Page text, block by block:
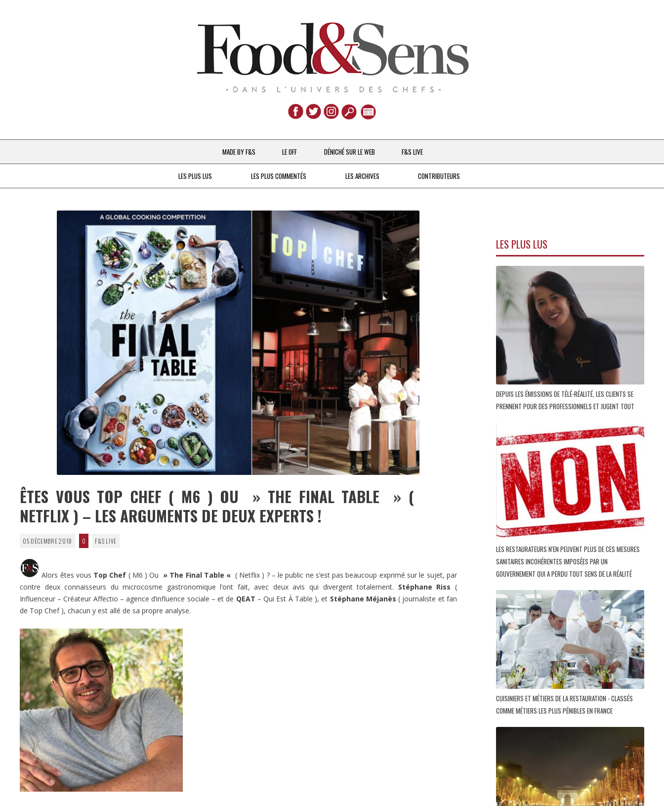
Aller
au
contenu
MADE BY F&S
CHEFS & ACTUALITÉS
À LA PETITE CUILLÈRE
DESTIN DE FEMME
V…DE VOYAGE
LE OFF DÉNICHÉ SUR LE WEB F&S LIVE
LES PLUS LUS LES PLUS COMMENTÉS LES ARCHIVES
DEPUIS 2016
CONTRIBUTEURS
ÊTES VOUS TOP CHEF ( M6 ) OU » THE FINAL TABLE » (
NETFLIX ) – LES ARGUMENTS DE DEUX EXPERTS !
05 DÉCEMBRE 2018 0 F&S LIVE
Alors êtes vous Top Chef ( M6 ) Ou » The Final Table « ( Netflix ) ? – le public ne s’est pas beaucoup exprimé sur le sujet, par
contre deux connaisseurs du microcosme gastronomique l’ont fait, avec deux avis qui divergent totalement. Stéphane Riss (
Influenceur – Créateur Affectio – agence d’influence sociale – et de QEAT – Qui Est À Table ), et Stéphane Méjanès ( journaliste et fan
de Top Chef ), chacun y est allé de sa propre analyse.
LES PLUS LUS
DEPUIS LES ÉMISSIONS DE TÉLÉ-RÉALITÉ, LES CLIENTS SE
PRENNENT POUR DES PROFESSIONNELS ET JUGENT TOUT
LES RESTAURATEURS N'EN PEUVENT PLUS DE CES MESURES
SANITAIRES INCOHÉRENTES IMPOSÉES PAR UN
GOUVERNEMENT QUI A PERDU TOUT SENS DE LA RÉALITÉ
CUISINIERS ET MÉTIERS DE LA RESTAURATION - CLASSÉS
COMME MÉTIERS LES PLUS PÉNIBLES EN FRANCE